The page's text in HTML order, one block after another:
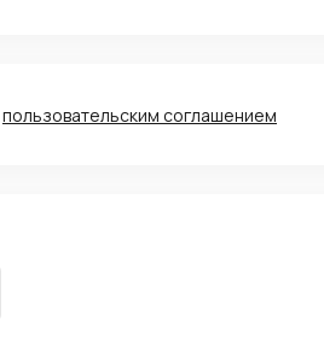
пользовательским соглашением